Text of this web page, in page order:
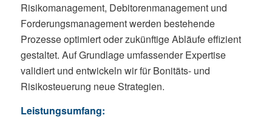
Risikomanagement, Debitorenmanagement und
Forderungsmanagement werden bestehende
Prozesse optimiert oder zukünftige Abläufe effizient
gestaltet. Auf Grundlage umfassender Expertise
validiert und entwickeln wir für Bonitäts- und
Risikosteuerung neue Strategien.
Leistungsumfang: